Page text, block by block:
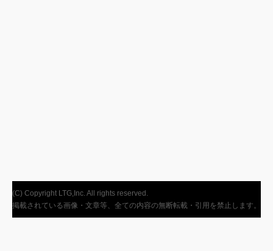
(C) Copyright LTG,Inc. All rights reserved.
掲載されている画像・文章等、全ての内容の無断転載・引用を禁止します。